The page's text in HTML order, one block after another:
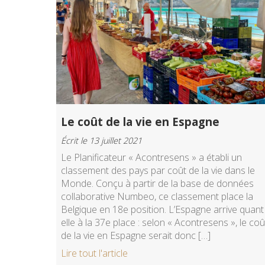
Le coût de la vie en Espagne
Écrit le 13 juillet 2021
Le Planificateur « Acontresens » a établi un
classement des pays par coût de la vie dans le
Monde. Conçu à partir de la base de données
collaborative Numbeo, ce classement place la
Belgique en 18e position. L’Espagne arrive
elle à la 37e place : selon « Acontresens », le
de la vie en Espagne serait donc […]
Lire tout l'article